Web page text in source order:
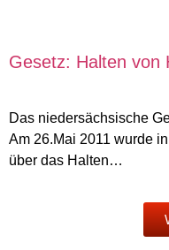
Gesetz: Halten von
Das niedersächsische
Am 26.Mai 2011 wurde
über das Halten…